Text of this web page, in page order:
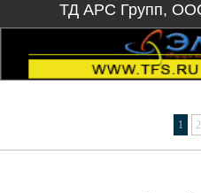
ТД АРС Групп,
1 2